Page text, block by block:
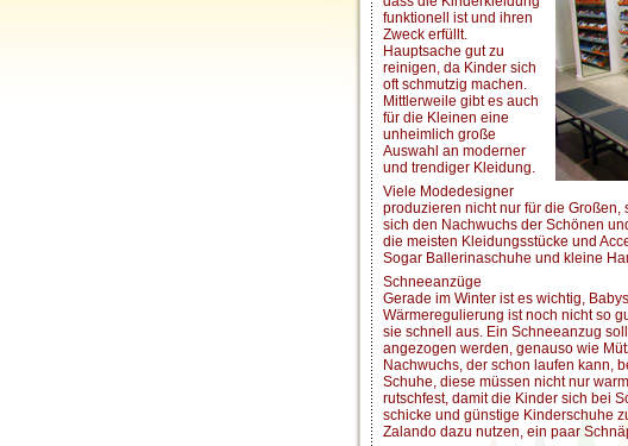
funktionell ist und ihren
Zweck erfüllt.
Hauptsache gut zu
reinigen, da Kinder sich
oft schmutzig machen.
Mittlerweile gibt es auch
für die Kleinen eine
unheimlich große
Auswahl an moderner
und trendiger Kleidung.
Viele Modedesigner
produzieren nicht nur für die
sich den Nachwuchs der Schönen
die meisten Kleidungsstücke und
Sogar Ballerinaschuhe und kleine
Schneeanzüge
Gerade im Winter ist es wichtig,
Wärmeregulierung ist noch nicht so
sie schnell aus. Ein Schneeanzug
angezogen werden, genauso wie
Nachwuchs, der schon laufen kann,
Schuhe, diese müssen nicht nur
rutschfest, damit die Kinder sich bei
schicke und günstige Kinderschuhe
Zalando dazu nutzen, ein paar